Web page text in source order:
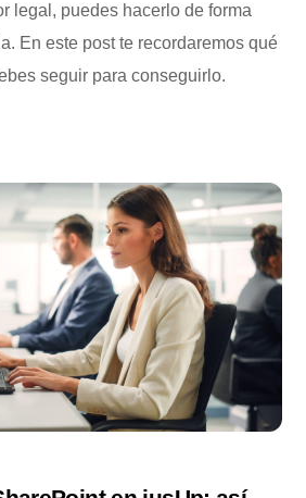
legal, puedes hacerlo de forma
En este post te recordaremos qué
seguir para conseguirlo.